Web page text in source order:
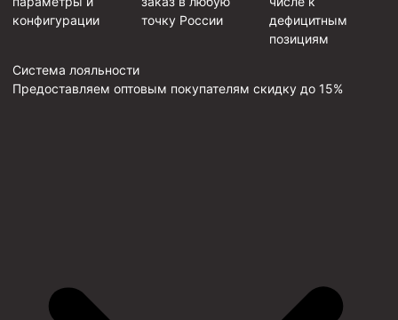
конфигурации
точку России
дефицитным
позициям
Система лояльности
Предоставляем оптовым покупателям скидку до 15%